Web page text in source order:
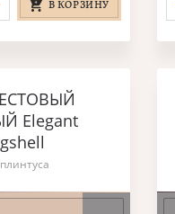
В КОРЗИНУ
Elegant